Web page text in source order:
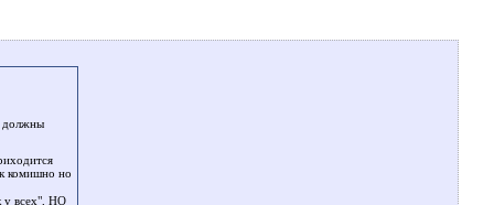
должны
комишно но
у всех", НО